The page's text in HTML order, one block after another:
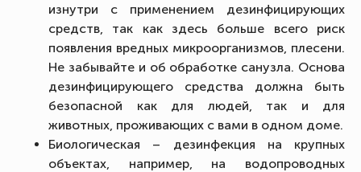
изнутри с применением дезинфицирующих
средств, так как здесь больше всего риск
появления вредных микроорганизмов, плесени.
Не забывайте и об обработке санузла. Основа
дезинфицирующего средства должна быть
безопасной как для людей, так и для
животных, проживающих с вами в одном доме.
Биологическая – дезинфекция на крупных
объектах, например, на водопроводных